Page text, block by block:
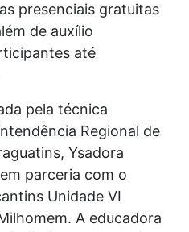
presenciais gratuitas
de auxílio
até
pela técnica
Regional de
Ysadora
parceria com o
Unidade VI
A educadora